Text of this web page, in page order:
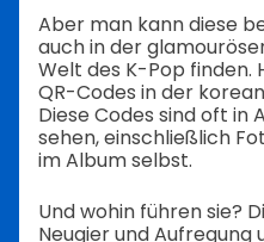
Aber man kann diese
auch in der
Welt des K-Pop finden.
QR-Codes in der
Diese Codes sind oft in
sehen, einschließlich
im Album selbst.
Und wohin führen sie?
Neugier und Aufregung